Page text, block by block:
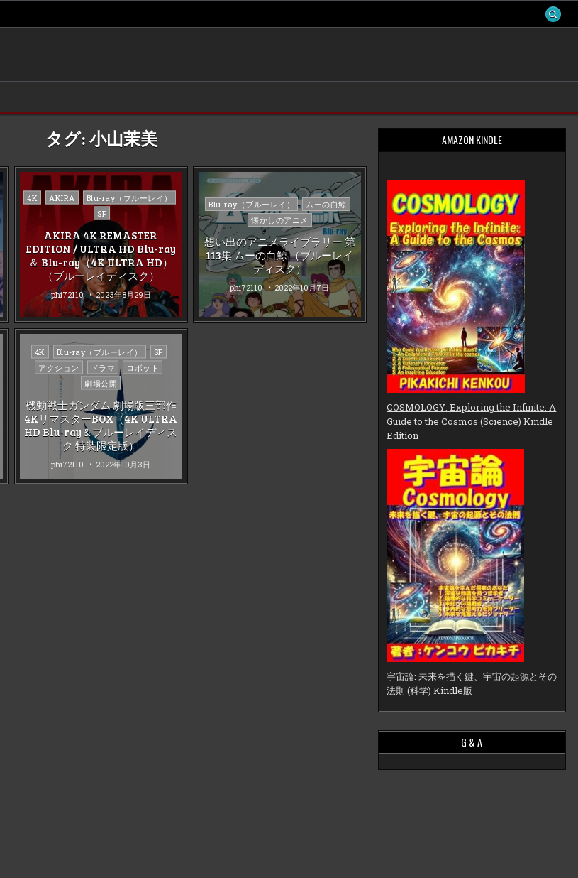
タグ:小山茉美
Posted
4K AKIRA
Blu-ray（ブルーレイ）
SF
AKIRA 4K REMASTER
EDITION / ULTRA HD Blu-ray
＆ Blu-ray（4K ULTRA HD）
（ブルーレイディスク）
phi72110 2023年8月29日
Posted
in
Blu-ray（ブルーレイ）
ムーの白鯨
懐かしのアニメ
想い出のアニメライブラリー 第
113集 ムーの白鯨 （ブルーレイ
ディスク）
phi72110 2022年10月7日
Posted
in
4K Blu-ray（ブルーレイ）
SF
アクション
ドラマ
ロボット
劇場公開
機動戦士ガンダム 劇場版三部作
4KリマスターBOX（4K ULTRA
HD Blu-ray＆ブルーレイディス
ク 特装限定版）
phi72110 2022年10月3日
AMAZON KINDLE
COSMOLOGY: Exploring the Infinite: A
Guide to the Cosmos (Science) Kindle
Edition
宇宙論: 未来を描く鍵、宇宙の起源とその
法則 (科学) Kindle版
G & A